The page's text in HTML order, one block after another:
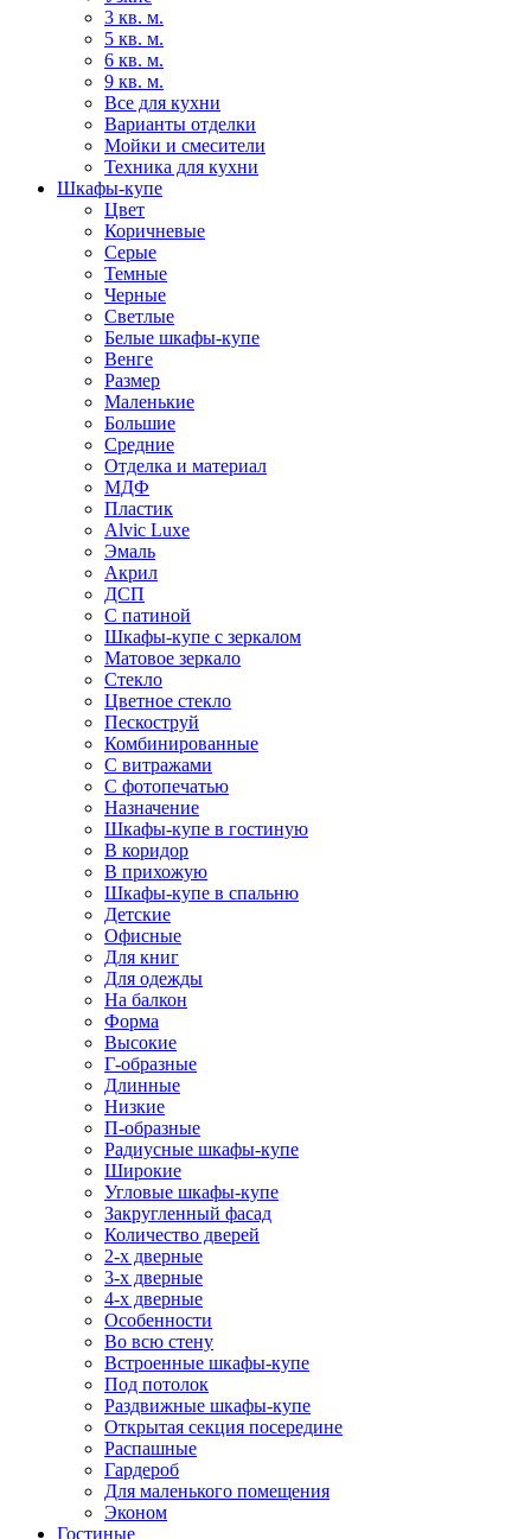
3 кв. м.
5 кв. м.
6 кв. м.
9 кв. м.
Все для кухни
Варианты отделки
Мойки и смесители
Техника для кухни
Шкафы-купе
Цвет
Коричневые
Серые
Темные
Черные
Светлые
Белые шкафы-купе
Венге
Размер
Маленькие
Большие
Средние
Отделка и материал
МДФ
Пластик
Alvic Luxe
Эмаль
Акрил
ДСП
С патиной
Шкафы-купе с зеркалом
Матовое зеркало
Стекло
Цветное стекло
Пескоструй
Комбинированные
С витражами
С фотопечатью
Назначение
Шкафы-купе в гостиную
В коридор
В прихожую
Шкафы-купе в спальню
Детские
Офисные
Для книг
Для одежды
На балкон
Форма
Высокие
Г-образные
Длинные
Низкие
П-образные
Радиусные шкафы-купе
Широкие
Угловые шкафы-купе
Закругленный фасад
Количество дверей
2-х дверные
3-х дверные
4-х дверные
Особенности
Во всю стену
Встроенные шкафы-купе
Под потолок
Раздвижные шкафы-купе
Открытая секция посередине
Распашные
Гардероб
Для маленького помещения
Эконом
Гостиные